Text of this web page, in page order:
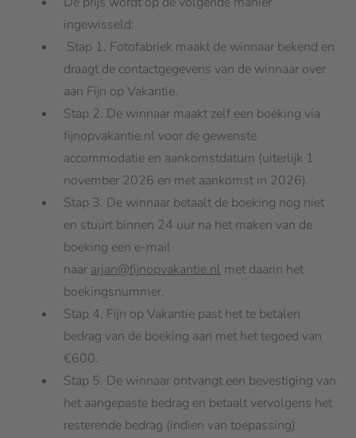
ingewisseld:
Stap 1. Fotofabriek maakt de winnaar bekend en
draagt de contactgegevens van de winnaar over
aan Fijn op Vakantie.
Stap 2. De winnaar maakt zelf een boeking via
fijnopvakantie.nl voor de gewenste
accommodatie en aankomstdatum (uiterlijk 1
november 2026 en met aankomst in 2026).
Stap 3. De winnaar betaalt de boeking nog niet
en stuurt binnen 24 uur na het maken van de
boeking een e-mail
naar arjan@fijnopvakantie.nl met daarin het
boekingsnummer.
Stap 4. Fijn op Vakantie past het te betalen
bedrag van de boeking aan met het tegoed van
€600.
Stap 5. De winnaar ontvangt een bevestiging van
het aangepaste bedrag en betaalt vervolgens het
resterende bedrag (indien van toepassing)